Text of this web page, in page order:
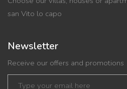
san Vito lo capo
Newsletter
Receive our offers and promotions